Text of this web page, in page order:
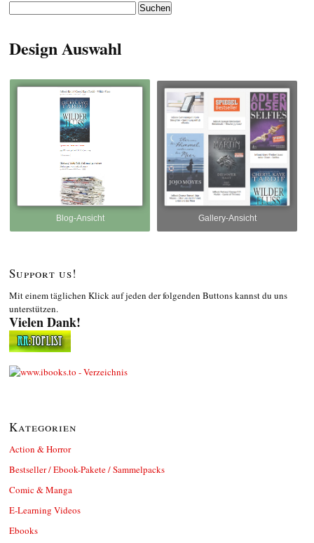
Design Auswahl
Blog-Ansicht Gallery-Ansicht
Support us!
Mit einem täglichen Klick auf jeden der folgenden Buttons kannst du uns
unterstützen.
Vielen Dank!
Kategorien
Action & Horror
Bestseller / Ebook-Pakete / Sammelpacks
Comic & Manga
E-Learning Videos
Ebooks